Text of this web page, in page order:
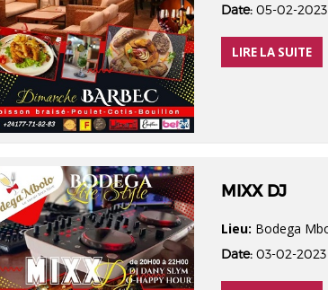
Date: 05-02-
LIRE LA SUITE
MIXX DJ
Lieu: Bodega
Date: 03-02-